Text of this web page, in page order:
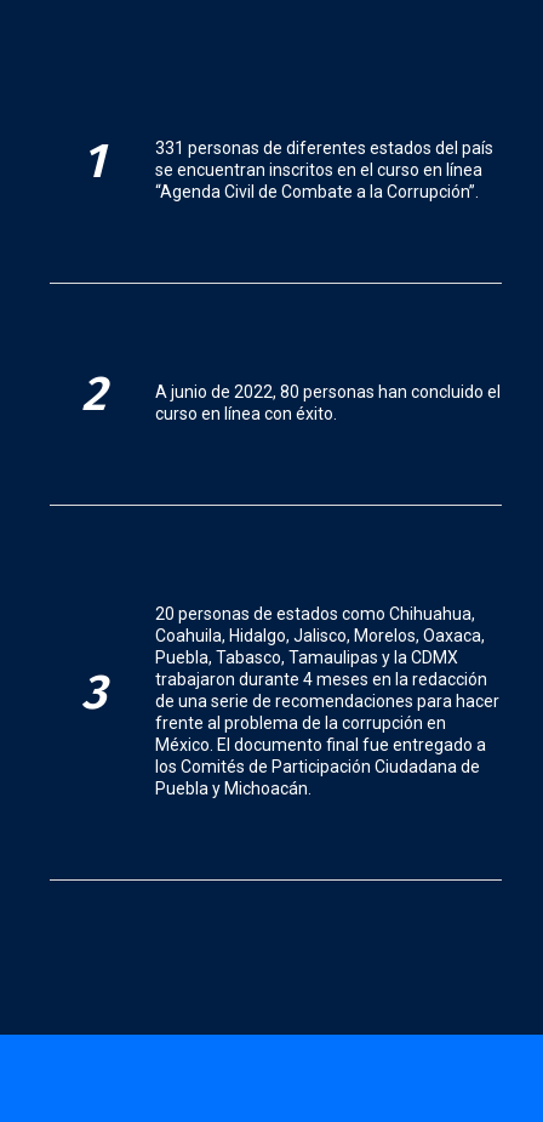
1
331 personas de diferentes estados del país
se encuentran inscritos en el curso en línea
“Agenda Civil de Combate a la Corrupción”.
2
A junio de 2022, 80 personas han concluido el
curso en línea con éxito.
3
20 personas de estados como Chihuahua,
Coahuila, Hidalgo, Jalisco, Morelos, Oaxaca,
Puebla, Tabasco, Tamaulipas y la CDMX
trabajaron durante 4 meses en la redacción
de una serie de recomendaciones para hacer
frente al problema de la corrupción en
México. El documento final fue entregado a
los Comités de Participación Ciudadana de
Puebla y Michoacán.